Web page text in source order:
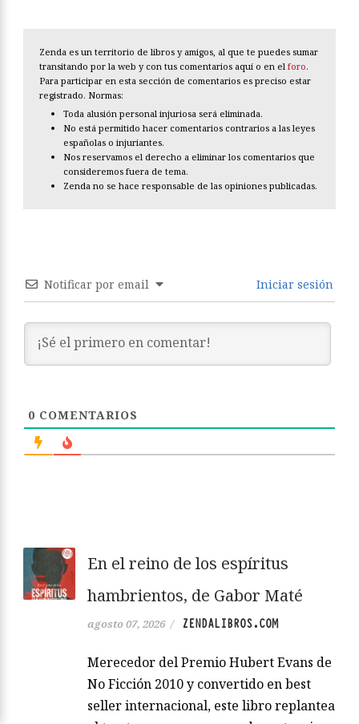
Zenda es un territorio de libros y amigos, al que te puedes sumar
transitando por la web y con tus comentarios aquí o en el foro.
Para participar en esta sección de comentarios es preciso estar
registrado. Normas:
Toda alusión personal injuriosa será eliminada.
No está permitido hacer comentarios contrarios a las leyes
españolas o injuriantes.
Nos reservamos el derecho a eliminar los comentarios que
consideremos fuera de tema.
Zenda no se hace responsable de las opiniones publicadas.
Notificar por email Iniciar sesión
0 COMENTARIOS
En el reino de los espíritus
hambrientos, de Gabor Maté
agosto 07, 2026 / ZENDALIBROS.COM
Merecedor del Premio Hubert Evans de
No Ficción 2010 y convertido en best
seller internacional, este libro replantea